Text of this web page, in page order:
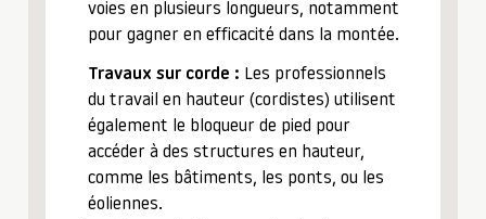
voies en plusieurs longueurs, notamment
pour gagner en efficacité dans la montée.
Travaux sur corde : Les professionnels
du travail en hauteur (cordistes) utilisent
également le bloqueur de pied pour
accéder à des structures en hauteur,
comme les bâtiments, les ponts, ou les
éoliennes.